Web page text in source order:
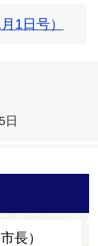
1日号）
日
長）